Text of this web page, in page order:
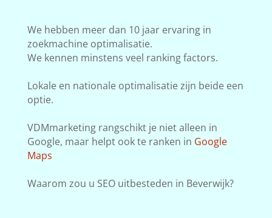
We hebben meer dan 10 jaar ervaring in
zoekmachine optimalisatie.
We kennen minstens veel ranking factors.
Lokale en nationale optimalisatie zijn beide een
optie.
VDMmarketing rangschikt je niet alleen in
Google, maar helpt ook te ranken in Google
Maps
Waarom zou u SEO uitbesteden in Beverwijk?